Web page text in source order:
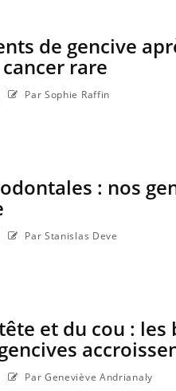
de gencive
rare
Par Sophie Raffin
: nos
Par Stanislas Deve
et du cou :
Par Geneviève Andrianaly
change dans la